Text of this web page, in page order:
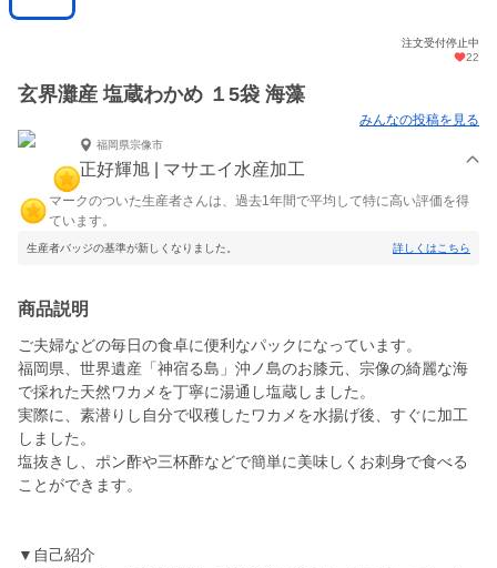
注文受付停止中
22
玄界灘産 塩蔵わかめ １5袋 海藻
みんなの投稿を見る
福岡県宗像市
正好輝旭 | マサエイ水産加工
マークのついた生産者さんは、過去1年間で平均して特に高い評価を得
ています。
生産者バッジの基準が新しくなりました。 詳しくはこちら
商品説明
ご夫婦などの毎日の食卓に便利なパックになっています。
福岡県、世界遺産「神宿る島」沖ノ島のお膝元、宗像の綺麗な海
で採れた天然ワカメを丁寧に湯通し塩蔵しました。
実際に、素潜りし自分で収穫したワカメを水揚げ後、すぐに加工
しました。
塩抜きし、ポン酢や三杯酢などで簡単に美味しくお刺身で食べる
ことができます。
▼自己紹介